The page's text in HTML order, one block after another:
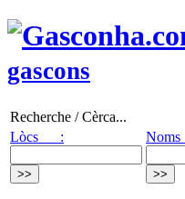
gascons
Recherche / Cèrca...
Lòcs :